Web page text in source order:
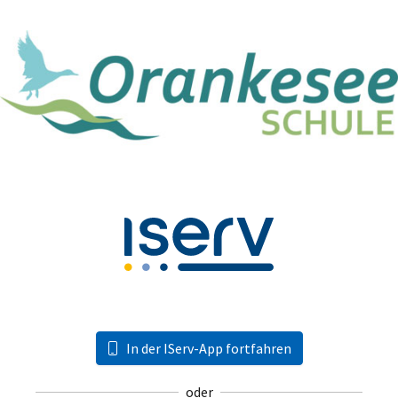
In der IServ-App fortfahren
oder